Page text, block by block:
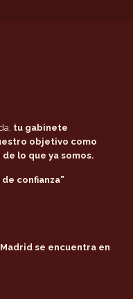
tu gabinete
objetivo como
lo que ya somos.
confianza”
se encuentra en